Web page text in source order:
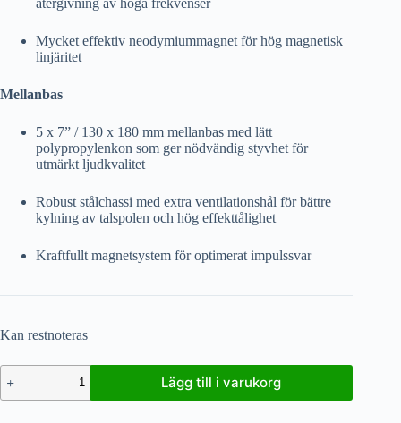
Mycket effektiv neodymiummagnet för hög magnetisk
linjäritet
Mellanbas
5 x 7” / 130 x 180 mm mellanbas med lätt
polypropylenkon som ger nödvändig styvhet för
utmärkt ljudkvalitet
Robust stålchassi med extra ventilationshål för bättre
kylning av talspolen och hög effekttålighet
Kraftfullt magnetsystem för optimerat impulssvar
Kan restnoteras
Lägg till i varukorg